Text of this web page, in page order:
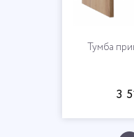
Тумба
3